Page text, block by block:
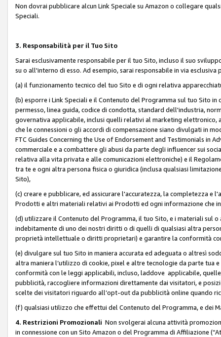
Non dovrai pubblicare alcun Link Speciale su Amazon o collegare
Speciali.
3. Responsabilità per il Tuo Sito
Sarai esclusivamente responsabile per il tuo Sito, incluso il suo
su o all'interno di esso. Ad esempio, sarai responsabile in via esclusiva
(a) il funzionamento tecnico del tuo Sito e di ogni relativa
(b) esporre i Link Speciali e il Contenuto del Programma sul tuo Sito in
permesso, linea guida, codice di condotta, standard dell'industria,
governativa applicabile, inclusi quelli relativi al marketing
che le connessioni o gli accordi di compensazione siano divulgati in
FTC Guides Concerning the Use of Endorsement and Testimonials in
commerciale e a combattere gli abusi da parte degli influencer sui
relativa alla vita privata e alle comunicazioni elettroniche) e il
tra te e ogni altra persona fisica o giuridica (inclusa qualsiasi
Sito),
(c) creare e pubblicare, ed assicurare l'accuratezza, la completezza
Prodotti e altri materiali relativi ai Prodotti ed ogni informazione che
(d) utilizzare il Contenuto del Programma, il tuo Sito, e i materiali sul
indebitamente di uno dei nostri diritti o di quelli di qualsiasi altra
proprietà intellettuale o diritti proprietari) e garantire la conformità
(e) divulgare sul tuo Sito in maniera accurata ed adeguata o altresì
altra maniera l’utilizzo di cookie, pixel e altre tecnologie da parte tua
conformità con le leggi applicabili, incluso, laddove applicabile,
pubblicità, raccogliere informazioni direttamente dai visitatori, e
scelte dei visitatori riguardo all’opt-out da pubblicità online quando
(f) qualsiasi utilizzo che effettui del Contenuto del Programma, e dei
4. Restrizioni Promozionali Non svolgerai alcuna attività
in connessione con un Sito Amazon o del Programma di Affiliazione